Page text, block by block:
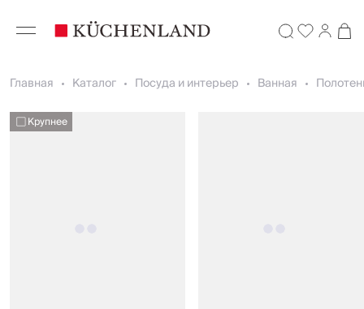
Главная Каталог Посуда и интерьер Ванная
Крупнее